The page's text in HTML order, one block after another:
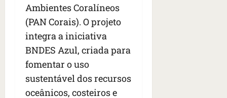
Ambientes Coralíneos
(PAN Corais). O projeto
integra a iniciativa
BNDES Azul, criada para
fomentar o uso
sustentável dos recursos
oceânicos, costeiros e